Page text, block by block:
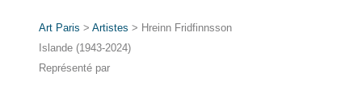
Art Paris > Artistes > Hreinn Fridfinnsson
Islande (1943-2024)
Représenté par